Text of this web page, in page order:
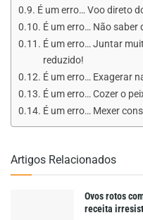
É um erro… Voo direto
É um erro… Não saber
É um erro… Juntar
reduzido!
É um erro… Exagerar
É um erro… Cozer o
É um erro… Mexer
Artigos Relacionados
Ovos rotos
receita